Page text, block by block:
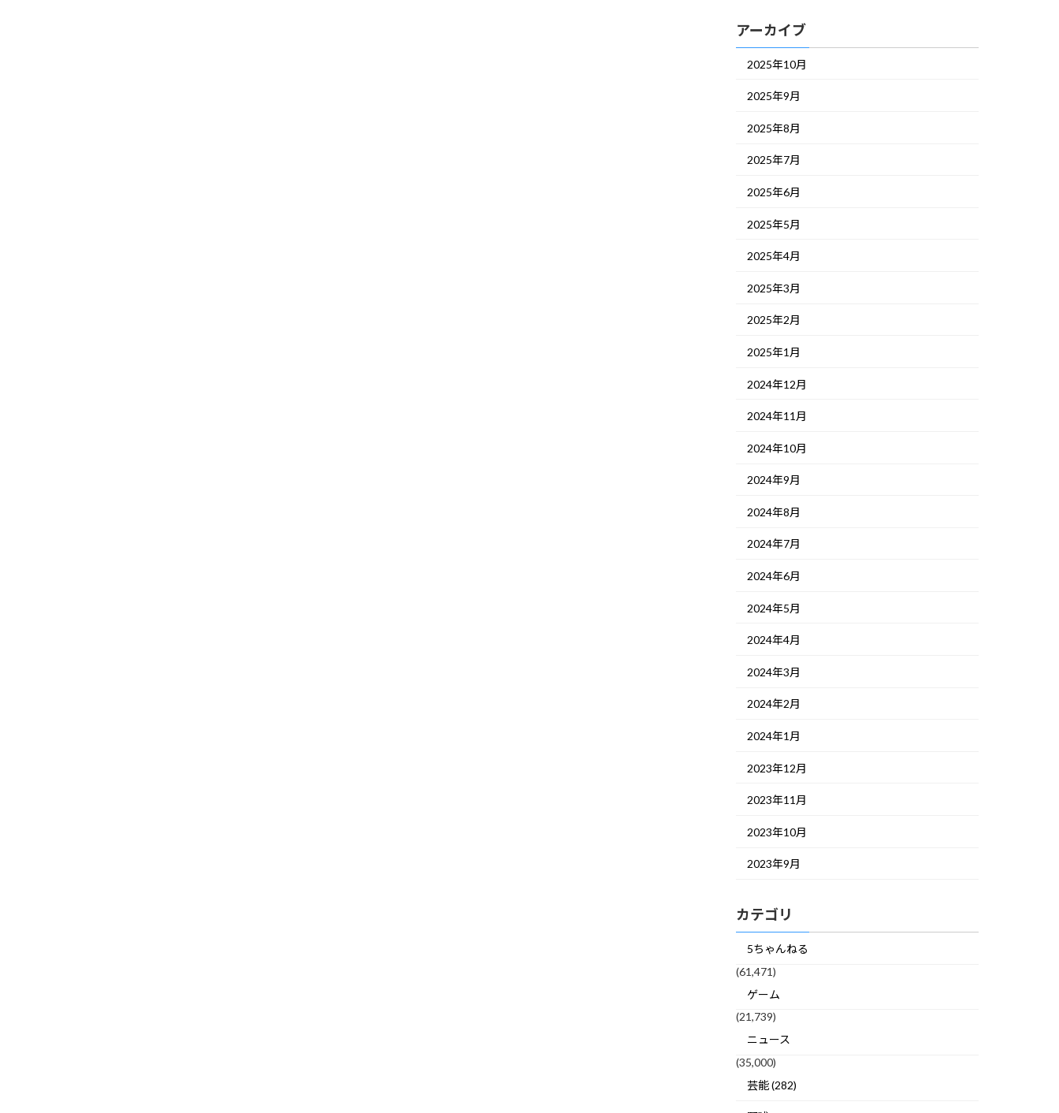
アーカイブ
2025年10月
2025年9月
2025年8月
2025年7月
2025年6月
2025年5月
2025年4月
2025年3月
2025年2月
2025年1月
2024年12月
2024年11月
2024年10月
2024年9月
2024年8月
2024年7月
2024年6月
2024年5月
2024年4月
2024年3月
2024年2月
2024年1月
2023年12月
2023年11月
2023年10月
2023年9月
カテゴリ
5ちゃんねる
(61,471)
ゲーム
(21,739)
ニュース
(35,000)
芸能 (282)